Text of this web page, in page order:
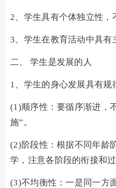
2、学生具有个体独立性，
3、学生在教育活动中具有
二、 学生是发展的人
1、学生的身心发展具有
(1)顺序性：要循序渐进，
施”。
(2)阶段性：根据不同年龄
学，注意各阶段的衔接和过
(3)不均衡性：一是同一方